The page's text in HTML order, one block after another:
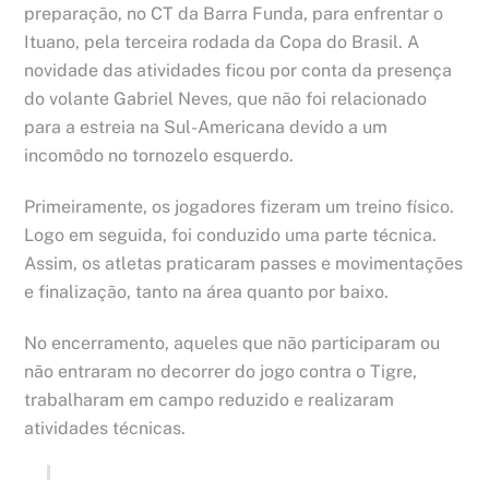
preparação, no CT da Barra Funda, para enfrentar o
Ituano, pela terceira rodada da Copa do Brasil. A
novidade das atividades ficou por conta da presença
do volante Gabriel Neves, que não foi relacionado
para a estreia na Sul-Americana devido a um
incomôdo no tornozelo esquerdo.
Primeiramente, os jogadores fizeram um treino físico.
Logo em seguida, foi conduzido uma parte técnica.
Assim, os atletas praticaram passes e movimentações
e finalização, tanto na área quanto por baixo.
No encerramento, aqueles que não participaram ou
não entraram no decorrer do jogo contra o Tigre,
trabalharam em campo reduzido e realizaram
atividades técnicas.